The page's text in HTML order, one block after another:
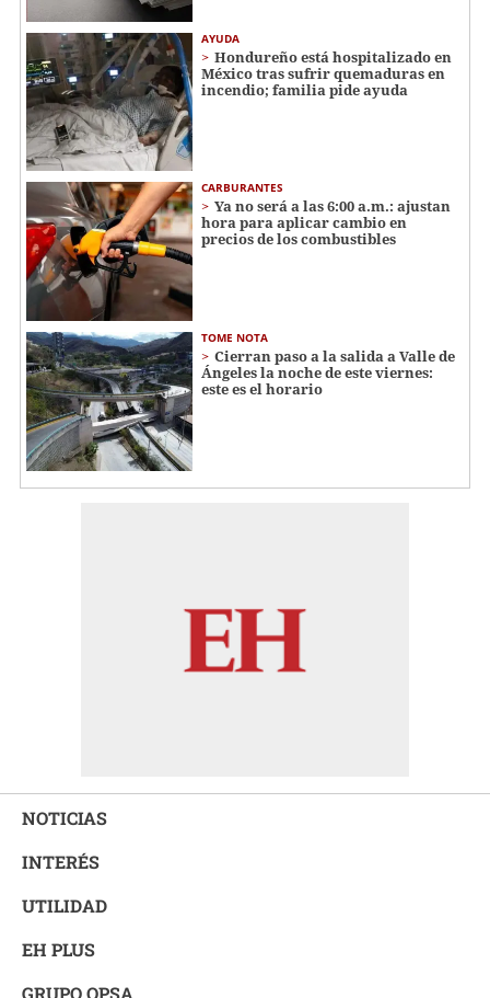
AYUDA
Hondureño está hospitalizado en
México tras sufrir quemaduras en
incendio; familia pide ayuda
CARBURANTES
Ya no será a las 6:00 a.m.: ajustan
hora para aplicar cambio en
precios de los combustibles
TOME NOTA
Cierran paso a la salida a Valle de
Ángeles la noche de este viernes:
este es el horario
NOTICIAS
INTERÉS
UTILIDAD
EH PLUS
GRUPO OPSA